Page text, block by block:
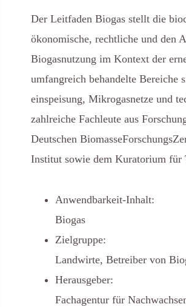
Der Leitfaden Biogas stellt die
ökonomische, rechtliche und den
Biogasnutzung im Kontext der
umfangreich behandelte Bereiche
einspeisung, Mikrogasnetze und
zahlreiche Fachleute aus
Deutschen
Institut sowie dem Kuratorium
Anwendbarkeit-Inhalt:
Biogas
Zielgruppe:
Landwirte, Betreiber von
Herausgeber:
Fachagentur für